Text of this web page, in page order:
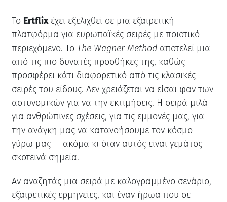
Το Ertflixέχει εξελιχθεί σε μια εξαιρετική
πλατφόρμα για ευρωπαϊκές σειρές με ποιοτικό
περιεχόμενο. Το The Wagner Methodαποτελεί μια
από τις πιο δυνατές προσθήκες της, καθώς
προσφέρει κάτι διαφορετικό από τις κλασικές
σειρές του είδους. Δεν χρειάζεται να είσαι φαν των
αστυνομικών για να την εκτιμήσεις. Η σειρά μιλά
για ανθρώπινες σχέσεις, για τις εμμονές μας, για
την ανάγκη μας να κατανοήσουμε τον κόσμο
γύρω μας — ακόμα κι όταν αυτός είναι γεμάτος
σκοτεινά σημεία.
Αν αναζητάς μια σειρά με καλογραμμένο σενάριο,
εξαιρετικές ερμηνείες, και έναν ήρωα που σε